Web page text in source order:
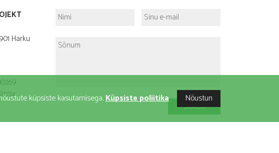
küpsiste kasutamisega.Küpsiste poliitika Nõustun
Harku